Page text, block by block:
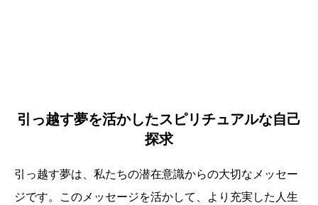
引っ越す夢を活かしたスピリチュアルな自己
探求
引っ越す夢は、私たちの潜在意識からの大切なメッセー
ジです。このメッセージを活かして、より充実した人生